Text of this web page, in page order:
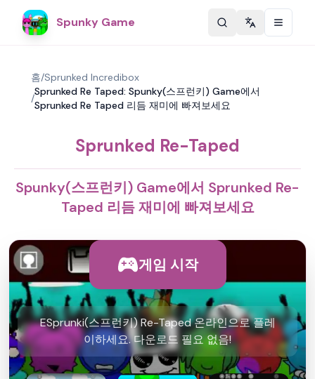
Spunky Game Change
홈/Sprunked Incredibox
/
Sprunked Re Taped: Spunky(스프런키) Game에서
Sprunked Re Taped 리듬 재미에 빠져보세요
Sprunked Re-Taped
Spunky(스프런키) Game에서 Sprunked Re-
Taped 리듬 재미에 빠져보세요
게임 시작
ESprunki(스프런키) Re-Taped 온라인으로 플레
이하세요. 다운로드 필요 없음!